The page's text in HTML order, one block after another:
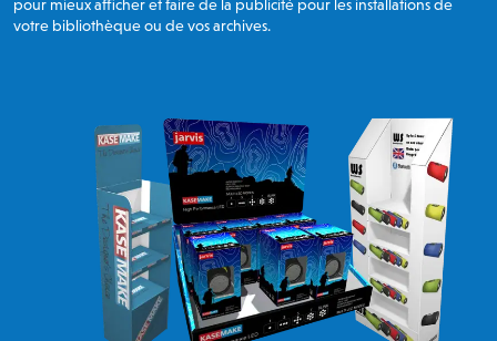
pour mieux afficher et faire de la publicité pour les installations de
votre bibliothèque ou de vos archives.